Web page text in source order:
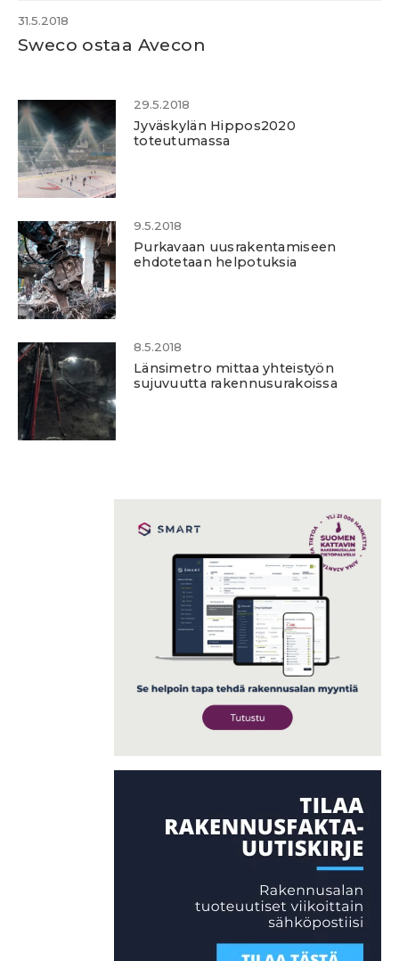
31.5.2018
Sweco ostaa Avecon
29.5.2018
Jyväskylän Hippos2020
toteutumassa
9.5.2018
Purkavaan uusrakentamiseen
ehdotetaan helpotuksia
8.5.2018
Länsimetro mittaa yhteistyön
sujuvuutta rakennusurakoissa